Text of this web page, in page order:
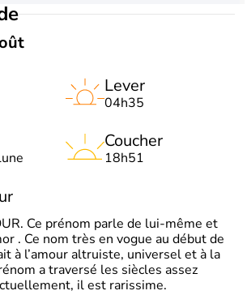
Lever
04h35
Coucher
18h51
Ce prénom parle de lui-même et
. Ce nom très en vogue au début de
à l’amour altruiste, universel et à la
a traversé les siècles assez
il est rarissime.